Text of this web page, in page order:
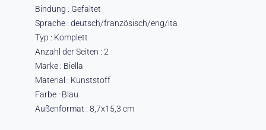
Bindung : Gefaltet
Sprache : deutsch/französisch/eng/ita
Typ : Komplett
Anzahl der Seiten : 2
Marke : Biella
Material : Kunststoff
Farbe : Blau
Außenformat : 8,7x15,3 cm